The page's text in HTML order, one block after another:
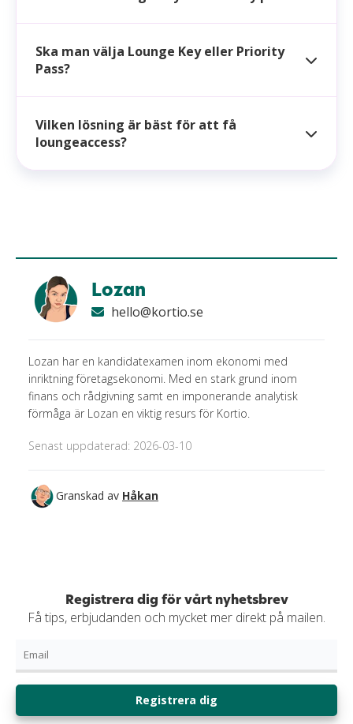
Ska man välja Lounge Key eller Priority
Pass?
Vilken lösning är bäst för att få
loungeaccess?
Lozan
hello@kortio.se
Lozan har en kandidatexamen inom ekonomi med
inriktning företagsekonomi. Med en stark grund inom
finans och rådgivning samt en imponerande analytisk
förmåga är Lozan en viktig resurs för Kortio.
Senast uppdaterad: 2026-03-10
Granskad av Håkan
Registrera dig för vårt nyhetsbrev
Få tips, erbjudanden och mycket mer direkt på mailen.
Registrera dig